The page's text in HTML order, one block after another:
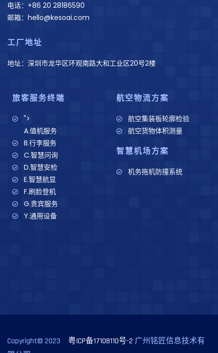
电话：+86 20 28186590
邮箱：hello@kesoai.com
工厂地址
地址：深圳市龙华区环观南路大和工业区20号2楼
旅客服务终端
">
A.值机服务
B.行李服务
C.智慧问询
D.智慧安检
E.智慧航显
F.刷脸登机
G.贵宾服务
Y.通用设备
航空物流方案
航空集装板轮廓检验
航空货物体积测量
智慧机场方案
机务拖机防撞系统
Copyright© 2023 粤ICP备17108110号-2 广州铭匠信息技术有